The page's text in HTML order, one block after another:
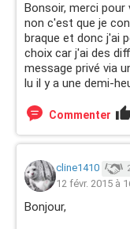
Bonsoir, merci pour
non c'est que je
braque et donc j'ai
choix car j'ai des
message privé via
lu il y a une demi-
Commenter
cline1410
12 févr. 2015 à
Bonjour,